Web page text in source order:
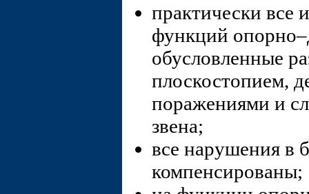
практически все
функций
обусловленные
плоскостопием,
поражениями и
звена;
все нарушения в
компенсированы;